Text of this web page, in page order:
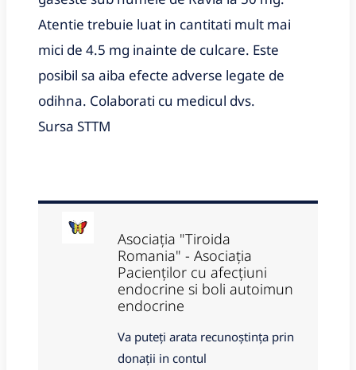
Atentie trebuie luat in cantitati mult mai
mici de 4.5 mg inainte de culcare. Este
posibil sa aiba efecte adverse legate de
odihna. Colaborati cu medicul dvs.
Sursa STTM
Asociația "Tiroida
Romania" - Asociația
Pacienților cu afecțiuni
endocrine si boli autoimun
endocrine
Va puteți arata recunoștința prin
donații in contul